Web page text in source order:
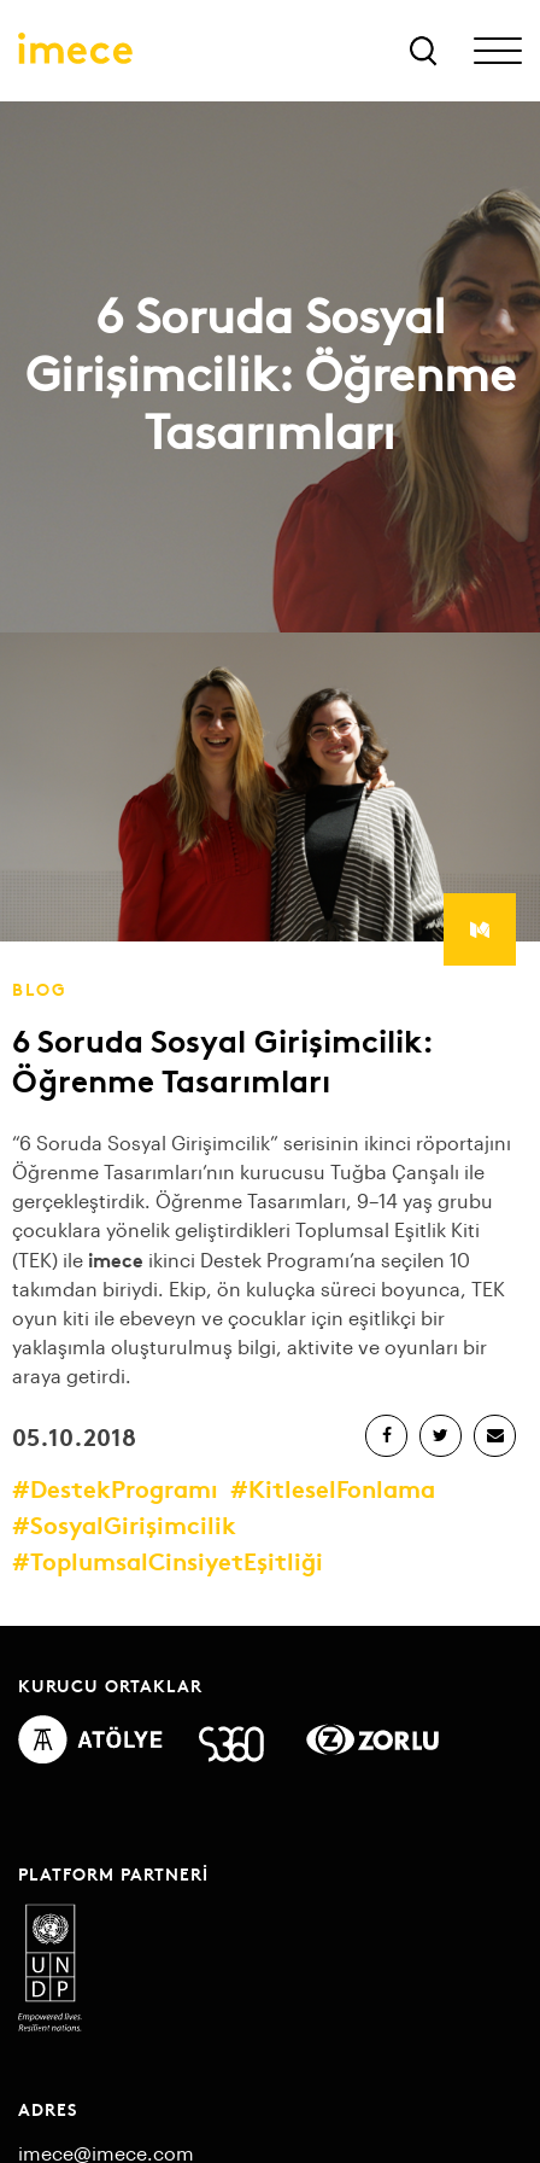
6 Soruda Sosyal
Girişimcilik: Öğrenme
Tasarımları
BLOG
6 Soruda Sosyal Girişimcilik:
Öğrenme Tasarımları
“6 Soruda Sosyal Girişimcilik” serisinin ikinci röportajını
Öğrenme Tasarımları’nın kurucusu Tuğba Çanşalı ile
gerçekleştirdik. Öğrenme Tasarımları, 9–14 yaş grubu
çocuklara yönelik geliştirdikleri Toplumsal Eşitlik Kiti
(TEK) ile imece ikinci Destek Programı’na seçilen 10
takımdan biriydi. Ekip, ön kuluçka süreci boyunca, TEK
oyun kiti ile ebeveyn ve çocuklar için eşitlikçi bir
yaklaşımla oluşturulmuş bilgi, aktivite ve oyunları bir
araya getirdi.
05.10.2018
#DestekProgramı #KitleselFonlama
#SosyalGirişimcilik
#ToplumsalCinsiyetEşitliği
KURUCU ORTAKLAR
PLATFORM PARTNERI
ADRES
imece@imece.com